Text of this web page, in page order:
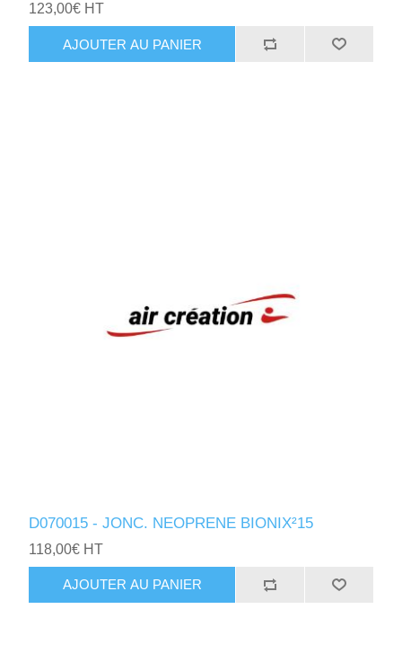
123,00€ HT
AJOUTER AU PANIER
D070015 - JONC. NEOPRENE BIONIX²15
118,00€ HT
AJOUTER AU PANIER